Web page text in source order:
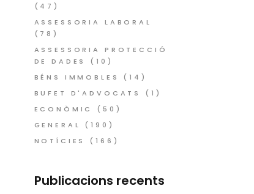
(47)
ASSESSORIA LABORAL
(78)
ASSESSORIA PROTECCIÓ
DE DADES
(10)
BÉNS IMMOBLES
(14)
BUFET D'ADVOCATS
(1)
ECONÒMIC
(50)
GENERAL
(190)
NOTÍCIES
(166)
Publicacions recents